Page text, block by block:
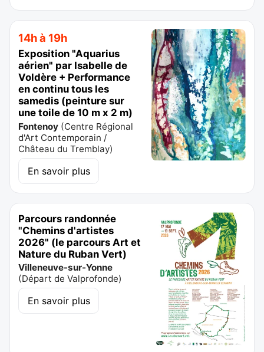
14h à 19h
Exposition "Aquarius
aérien" par Isabelle de
Voldère + Performance
en continu tous les
samedis (peinture sur
une toile de 10 m x 2 m)
Fontenoy (Centre Régional
d'Art Contemporain /
Château du Tremblay)
En savoir plus
Parcours randonnée
"Chemins d'artistes
2026" (le parcours Art et
Nature du Ruban Vert)
Villeneuve-sur-Yonne
(Départ de Valprofonde)
En savoir plus